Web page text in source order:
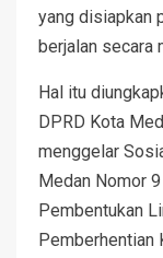
yang disiapkan
berjalan secara
Hal itu
DPRD Kota
menggelar
Medan Nomor
Pembentukan
Pemberhentian